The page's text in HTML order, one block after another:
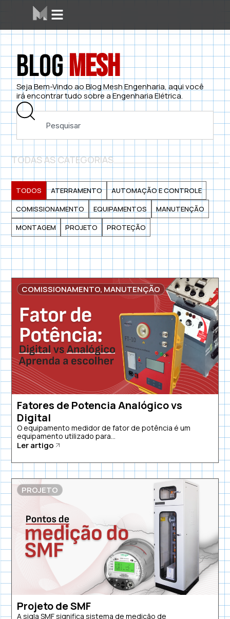
BlogMesh
Seja Bem-Vindo ao Blog Mesh Engenharia, aqui você
irá encontrar tudo sobre a Engenharia Elétrica.
TODAS AS CATEGORIAS
ATERRAMENTO
AUTOMAÇÃO E CONTROLE
COMISSIONAMENTO
EQUIPAMENTOS
MANUTENÇÃO
MONTAGEM
PROJETO PROTEÇÃO
TODOS
COMISSIONAMENTO, MANUTENÇÃO
Fatores de Potencia Analógico vs
Digital
O equipamento medidor de fator de potência é um
equipamento utilizado para...
Ler artigo
PROJETO
Projeto de SMF
A sigla SMF significa sistema de medição de